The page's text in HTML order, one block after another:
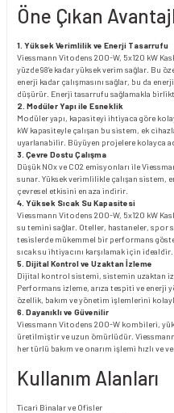
Öne Çıkan
1. Yüksek Verimlilik ve Enerji Tasarrufu
Viessmann Vitodens 200-W, 5x120 kW
yüzde 98’e kadar yüksek verim sağlar. Bu
enerji kadar çalışmasını sağlar, bu da
düşürür. Enerji tasarrufu sağlamakla
2. Modüler Yapı ile Esneklik
Modüler yapı, kapasiteyi ihtiyaca göre
kW kapasiteyle çalışan bu sistem, ek
uyarlanabilir. Büyüyen projelere kolayca
3. Çevre Dostu Çalışma
Düşük NOx ve CO2 emisyonları ile
sunar. Yüksek verimlilikle çalışan sistem,
çevresel etkisini en aza indirir.
4. Yüksek Sıcak Su Kapasitesi
Viessmann Vitodens 200-W, 5x120 kW
su temini sağlar. Oteller, hastaneler, spor
tesislerde mükemmel bir performans
sıcak su ihtiyacını karşılamak için idealdir.
5. Dijital Kontrol ve Uzaktan İzleme
Dijital kontrol sistemi, sistemin uzaktan
Performans izleme, arıza tespiti ve enerji
özellik, bakım ve yönetim işlemlerini
6. Dayanıklı ve Güvenilir
Viessmann Vitodens 200-W kombileri,
üretilmiştir ve uzun ömürlüdür.
her türlü bakım ve onarım işlemi hızlı ve
Kullanım Alanları
Ticari Binalar ve Ofisler